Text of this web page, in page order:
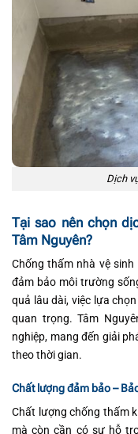
Dịch
Tại sao nên chọn
Tâm Nguyên?
Chống thấm nhà vệ
đảm bảo môi trường
quả lâu dài, việc lựa
quan trọng. Tâm
nghiệp, mang đến giải
theo thời gian.
Chất lượng đảm bảo –
Chất lượng chống thấm
mà còn cần có sự hỗ